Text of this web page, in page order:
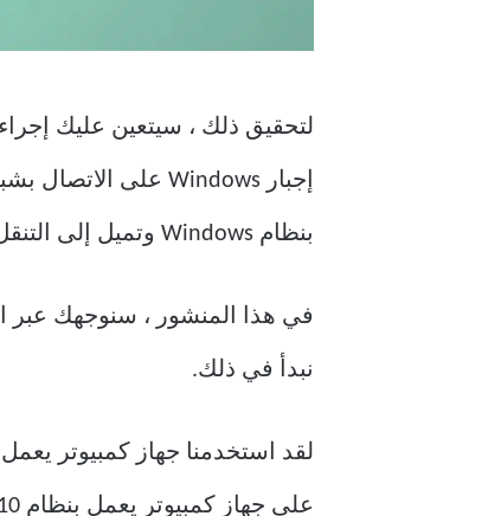
لتحقيق ذلك ، سيتعين عليك
بنظام Windows وتميل إلى التنقل كثيرًا.
نبدأ في ذلك.
على جهاز كمبيوتر يعمل بنظام Windows 10 لتمكين التبديل التلقائي للشبكة.